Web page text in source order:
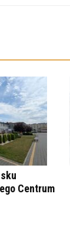
Centrum